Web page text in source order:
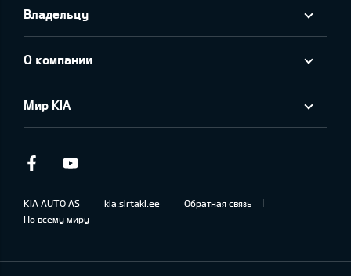
Владельцу
О компании
Мир KIA
Facebook
KIA AUTO AS kia.sirtaki.ee
Обратная связь
По всему миру